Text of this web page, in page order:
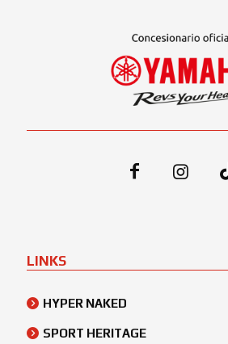
LINKS
HYPER NAKED
SPORT HERITAGE